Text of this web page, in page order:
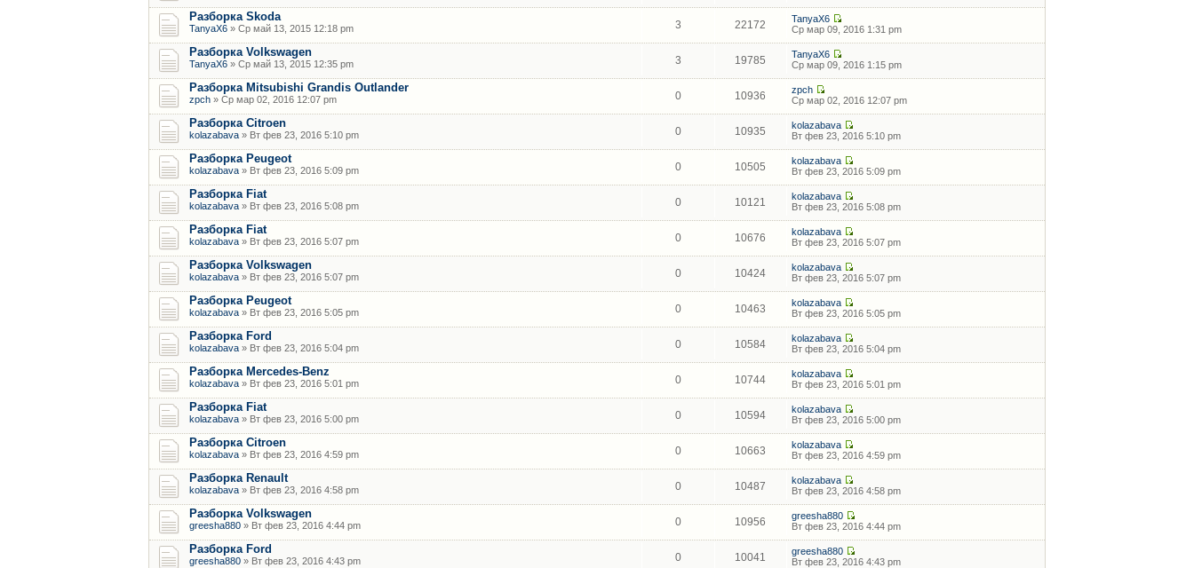
Разборка Skoda
TanyaX6 » Ср май 13, 2015 12:18 pm 3 22172
TanyaX6
Ср мар 09, 2016 1:31 pm
Разборка Volkswagen
TanyaX6 » Ср май 13, 2015 12:35 pm 3 19785
TanyaX6
Ср мар 09, 2016 1:15 pm
Разборка Mitsubishi Grandis Outlander
zpch » Ср мар 02, 2016 12:07 pm 0 10936
zpch
Ср мар 02, 2016 12:07 pm
Разборка Citroen
kolazabava » Вт фев 23, 2016 5:10 pm 0 10935
kolazabava
Вт фев 23, 2016 5:10 pm
Разборка Peugeot
kolazabava » Вт фев 23, 2016 5:09 pm 0 10505
kolazabava
Вт фев 23, 2016 5:09 pm
Разборка Fiat
kolazabava » Вт фев 23, 2016 5:08 pm 0 10121
kolazabava
Вт фев 23, 2016 5:08 pm
Разборка Fiat
kolazabava » Вт фев 23, 2016 5:07 pm 0 10676
kolazabava
Вт фев 23, 2016 5:07 pm
Разборка Volkswagen
kolazabava » Вт фев 23, 2016 5:07 pm 0 10424
kolazabava
Вт фев 23, 2016 5:07 pm
Разборка Peugeot
kolazabava » Вт фев 23, 2016 5:05 pm 0 10463
kolazabava
Вт фев 23, 2016 5:05 pm
Разборка Ford
kolazabava » Вт фев 23, 2016 5:04 pm 0 10584
kolazabava
Вт фев 23, 2016 5:04 pm
Разборка Mercedes-Benz
kolazabava » Вт фев 23, 2016 5:01 pm 0 10744
kolazabava
Вт фев 23, 2016 5:01 pm
Разборка Fiat
kolazabava » Вт фев 23, 2016 5:00 pm 0 10594
kolazabava
Вт фев 23, 2016 5:00 pm
Разборка Citroen
kolazabava » Вт фев 23, 2016 4:59 pm 0 10663
kolazabava
Вт фев 23, 2016 4:59 pm
Разборка Renault
kolazabava » Вт фев 23, 2016 4:58 pm 0 10487
kolazabava
Вт фев 23, 2016 4:58 pm
Разборка Volkswagen
greesha880 » Вт фев 23, 2016 4:44 pm 0 10956
greesha880
Вт фев 23, 2016 4:44 pm
Разборка Ford
greesha880 » Вт фев 23, 2016 4:43 pm 0 10041
greesha880
Вт фев 23, 2016 4:43 pm